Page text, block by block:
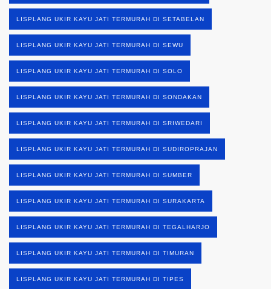
LISPLANG UKIR KAYU JATI TERMURAH DI SETABELAN
LISPLANG UKIR KAYU JATI TERMURAH DI SEWU
LISPLANG UKIR KAYU JATI TERMURAH DI SOLO
LISPLANG UKIR KAYU JATI TERMURAH DI SONDAKAN
LISPLANG UKIR KAYU JATI TERMURAH DI SRIWEDARI
LISPLANG UKIR KAYU JATI TERMURAH DI SUDIROPRAJAN
LISPLANG UKIR KAYU JATI TERMURAH DI SUMBER
LISPLANG UKIR KAYU JATI TERMURAH DI SURAKARTA
LISPLANG UKIR KAYU JATI TERMURAH DI TEGALHARJO
LISPLANG UKIR KAYU JATI TERMURAH DI TIMURAN
LISPLANG UKIR KAYU JATI TERMURAH DI TIPES